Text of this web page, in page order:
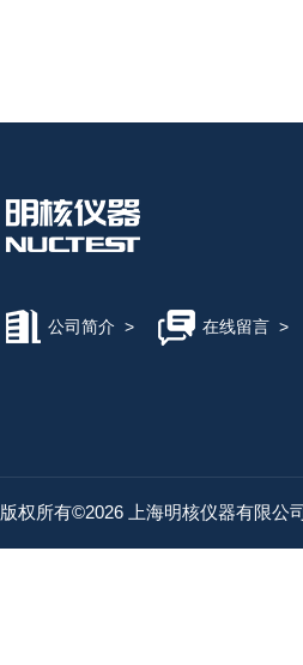
公司简介 > 在线留言>
版权所有©2026 上海明核仪器有限公